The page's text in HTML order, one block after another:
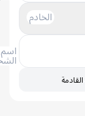
الشخصية